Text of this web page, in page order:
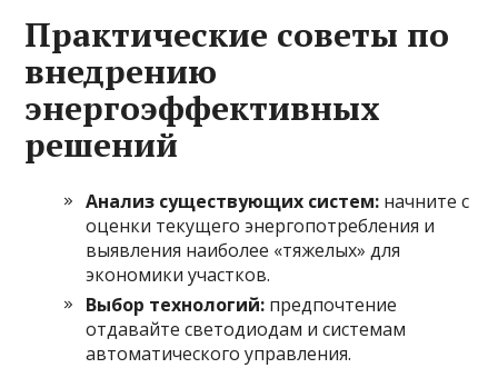
Практические советы по
внедрению
энергоэффективных
решений
Анализ существующих систем: начните с
оценки текущего энергопотребления и
выявления наиболее «тяжелых» для
экономики участков.
Выбор технологий: предпочтение
отдавайте светодиодам и системам
автоматического управления.